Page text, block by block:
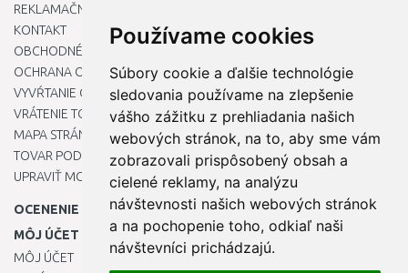
Používame cookies
Súbory cookie a ďalšie technológie
sledovania používame na zlepšenie
vášho zážitku z prehliadania našich
webových stránok, na to, aby sme vám
zobrazovali prispôsobený obsah a
cielené reklamy, na analýzu
návštevnosti našich webových stránok
a na pochopenie toho, odkiaľ naši
návštevníci prichádzajú.
REKLAMAČNÝ PORIADOK
KONTAKT
OBCHODNÉ PODMIENKY
OCHRANA OSOBNÝCH ÚDAJOV
VYVŔTANIE OTVORU DO DREZU PRE KUCHYNSKÚ BATÉRIU
VRÁTENIE TOVARU / REKLAMÁCIE
MAPA STRÁNOK
TOVAR PODĽA ZNAČIEK
UPRAVIŤ MOJE PREDVOĽBY COOKIES
OCENENIE
MÔJ ÚČET
MÔJ ÚČET